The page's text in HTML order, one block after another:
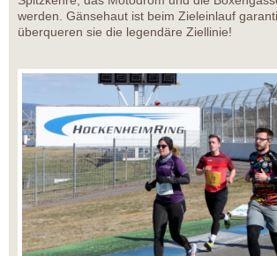
werden. Gänsehaut ist beim Zieleinlauf
überqueren sie die legendäre Ziellinie!